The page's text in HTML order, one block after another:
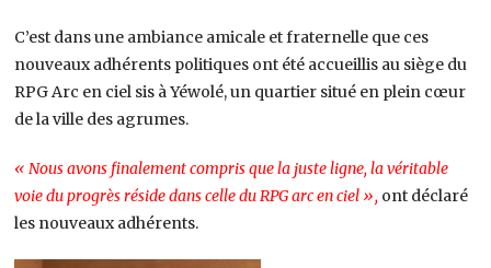
C’est dans une ambiance amicale et fraternelle que ces
nouveaux adhérents politiques ont été accueillis au siège du
RPG Arc en ciel sis à Yéwolé, un quartier situé en plein cœur
de la ville des agrumes.
« Nous avons finalement compris que la juste ligne, la véritable
voie du progrès réside dans celle du RPG arc en ciel », ont déclaré
les nouveaux adhérents.